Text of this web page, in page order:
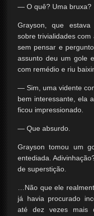
— O quê? Uma bruxa?
Grayson, que
sobre trivialidades
sem pensar e
assunto deu um gole
com remédio e riu
— Sim, uma vidente
bem interessante, ela
ficou impressionado.
— Que absurdo.
Grayson tomou um
entediada.
de superstição.
…Não que ele
já havia procurado
até dez vezes mais